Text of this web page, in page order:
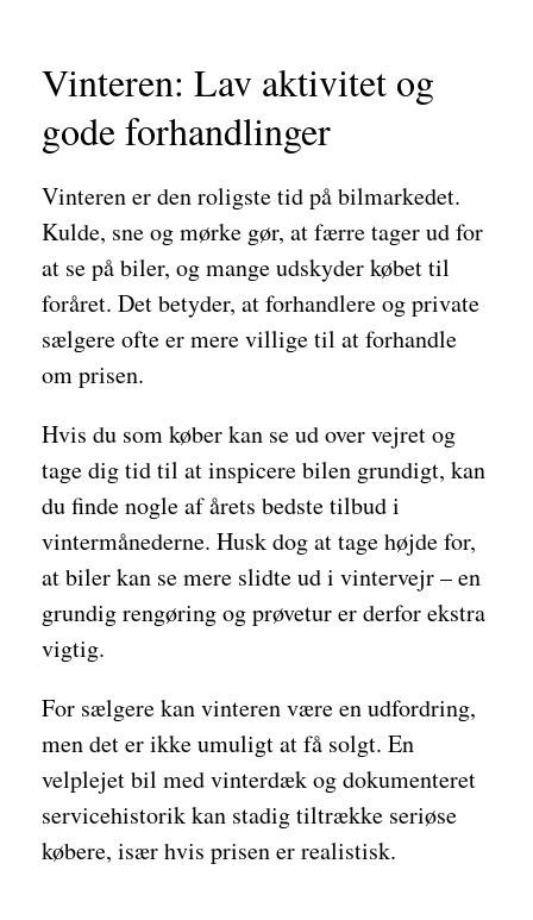
Vinteren: Lav aktivitet og
gode forhandlinger
Vinteren er den roligste tid på bilmarkedet.
Kulde, sne og mørke gør, at færre tager ud for
at se på biler, og mange udskyder købet til
foråret. Det betyder, at forhandlere og private
sælgere ofte er mere villige til at forhandle
om prisen.
Hvis du som køber kan se ud over vejret og
tage dig tid til at inspicere bilen grundigt, kan
du finde nogle af årets bedste tilbud i
vintermånederne. Husk dog at tage højde for,
at biler kan se mere slidte ud i vintervejr – en
grundig rengøring og prøvetur er derfor ekstra
vigtig.
For sælgere kan vinteren være en udfordring,
men det er ikke umuligt at få solgt. En
velplejet bil med vinterdæk og dokumenteret
servicehistorik kan stadig tiltrække seriøse
købere, især hvis prisen er realistisk.